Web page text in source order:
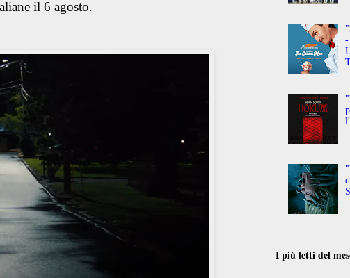
il 6 agosto.
-
I più letti del